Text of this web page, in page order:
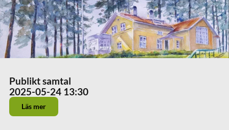
Publikt samtal
2025-05-24 13:30
Läs mer